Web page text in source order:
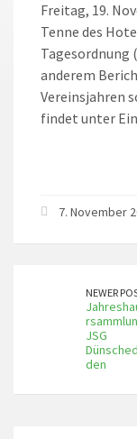
Freitag, 19.
Tenne des
Tagesordnung (
anderem
Vereinsjahren
findet unter
7. November
NEWER
JSG
den